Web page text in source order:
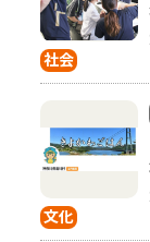
文化
厚木・愛川・清川
真夏の夜
公園で8月
社会
文化